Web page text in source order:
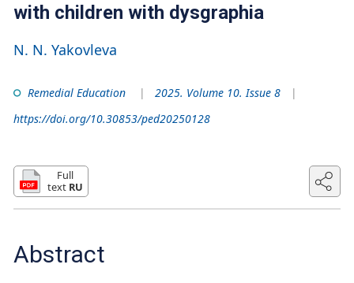
with children with dysgraphia
N. N. Yakovleva
Remedial Education
2025. Volume 10. Issue 8
https://doi.org/10.30853/ped20250128
Full
text RU
Abstract